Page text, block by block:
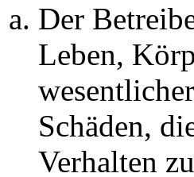
Der
Leben,
Schäden,
Verhalten